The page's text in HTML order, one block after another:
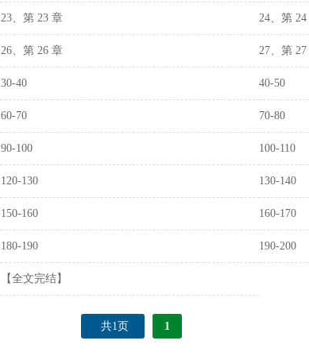
23、第 23 章 24、第
26、第 26 章 27、第
30-40 40-50
60-70 70-80
90-100 100-110
120-130 130-140
150-160 160-170
180-190 190-200
【全文完结】
共1页 1